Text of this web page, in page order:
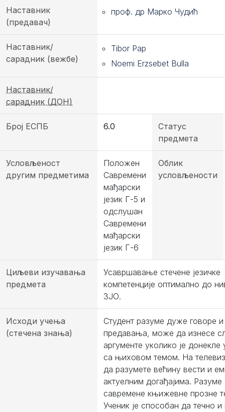
Наставник
(предавач)
проф. др Марко Чудић
Наставник/
сарадник (вежбе)
Tibor Pap
Noemi Erzsebet Bulla
Наставник/
сарадник (ДОН)
Број ЕСПБ 6.0
Статус
предмета
Условљеност
другим предметима
Положен
Савремени
мађарски
језик Г-5 и
одслушан
Савремени
мађарски
језик Г-6
Облик
условљености
Циљеви изучавања
предмета
Усавршавање стечене језичке
компетенције оптимално до
ЗЈО.
Исходи учења
(стечена знања)
Студент разуме дуже говоре и
предавања, може да изнесе
аргументе уколико је донекле
са њиховом темом. На
да разумете већину вести и
актуелним догађајима. Разуме
савремене књижевне прозне
Ученик је способан да течно